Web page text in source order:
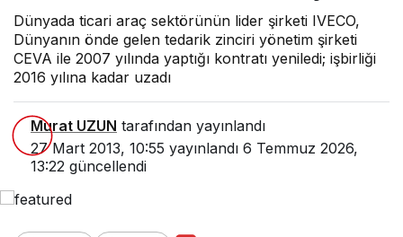
Devam
Ediyor
Dünyada ticari araç sektörünün lider şirketi IVECO,
Dünyanın önde gelen tedarik zinciri yönetim şirketi
CEVA ile 2007 yılında yaptığı kontratı yeniledi; işbirliği
2016 yılına kadar uzadı
Murat UZUN tarafından yayınlandı
27 Mart 2013, 10:55 yayınlandı 6 Temmuz 2026,
13:22 güncellendi